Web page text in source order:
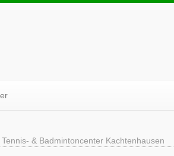
Tennis- & Badmintoncenter Kachtenhausen